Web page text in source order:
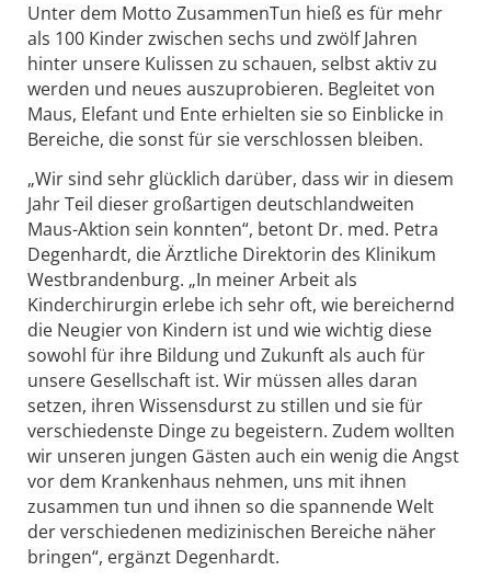
Unter dem Motto ZusammenTun hieß es für mehr
als 100 Kinder zwischen sechs und zwölf Jahren
hinter unsere Kulissen zu schauen, selbst aktiv zu
werden und neues auszuprobieren. Begleitet von
Maus, Elefant und Ente erhielten sie so Einblicke in
Bereiche, die sonst für sie verschlossen bleiben.
„Wir sind sehr glücklich darüber, dass wir in diesem
Jahr Teil dieser großartigen deutschlandweiten
Maus-Aktion sein konnten“, betont Dr. med. Petra
Degenhardt, die Ärztliche Direktorin des Klinikum
Westbrandenburg. „In meiner Arbeit als
Kinderchirurgin erlebe ich sehr oft, wie bereichernd
die Neugier von Kindern ist und wie wichtig diese
sowohl für ihre Bildung und Zukunft als auch für
unsere Gesellschaft ist. Wir müssen alles daran
setzen, ihren Wissensdurst zu stillen und sie für
verschiedenste Dinge zu begeistern. Zudem wollten
wir unseren jungen Gästen auch ein wenig die Angst
vor dem Krankenhaus nehmen, uns mit ihnen
zusammen tun und ihnen so die spannende Welt
der verschiedenen medizinischen Bereiche näher
bringen“, ergänzt Degenhardt.